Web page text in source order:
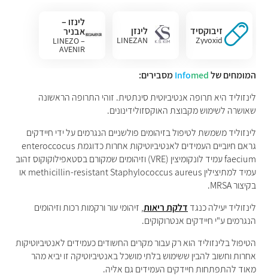
זיבוקסיד
Zyvoxid
לינזן
LINEZAN
לינזו –
אבניר
LINEZO –
AVENIR
המומחים של Infomed
מסבירים:
לינזוליד היא תרופה אנטיביוטית סינתטית. זוהי התרופה הראשונה
שאושרה לשימוש מקבוצת האוקסזולידינונים.
לינזוליד משמשת לטיפול בזיהומים פולשניים הנגרמים על ידי חיידקים
גראם חיוביים העמידים לאנטיביוטיקות אחרות כדוגמת enteroccocus
faecium עמיד לונקומיצין (VRE) וזיהומים שמקורם בסטאפילוקוקוס זהוב
עמיד למתיצילין methicillin-resistant Staphylococcus aureus או
בקיצור MRSA.
לינזוליד יעילה כנגד דלקת ריאות, זיהומי עור ורקמות רכות וזיהומים
הנגרמים ע"י חיידקים אנטרוקוקים.
הטיפול בלינזוליד הוא רק עבור מקרים החשודים כעמידים לאנטיביוטיקות
אחרות וחשוב להבין ששימוש בלתי מושכל באנטיביוטיקה זו יביא מהר
מאוד להתפתחות חיידקים העמידים גם אליה.